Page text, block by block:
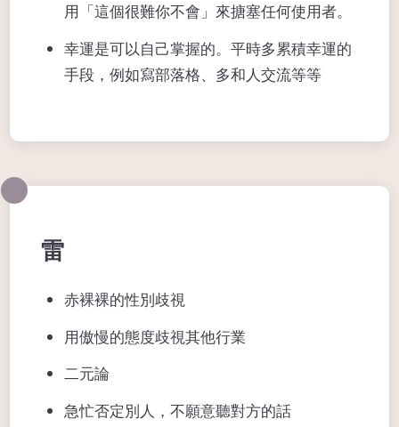
用「這個很難你不會」來搪塞任何使用者。
幸運是可以自己掌握的。平時多累積幸運的
手段，例如寫部落格、多和人交流等等
雷
赤裸裸的性別歧視
用傲慢的態度歧視其他行業
二元論
急忙否定別人，不願意聽對方的話